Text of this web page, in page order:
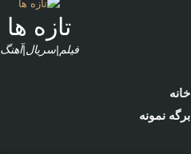
تازه ها
فیلم|سریال|آهنگ
خانه
برگه نمونه